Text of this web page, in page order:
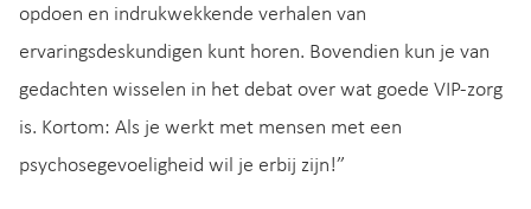
opdoen en indrukwekkende verhalen van
ervaringsdeskundigen kunt horen. Bovendien kun je van
gedachten wisselen in het debat over wat goede VIP-zorg
is. Kortom: Als je werkt met mensen met een
psychosegevoeligheid wil je erbij zijn!”